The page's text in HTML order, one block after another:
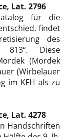
Lat. 2796
für die
findet
des
813“. Diese
(Mordek
(Wirbelauer
im KFH als zu
Lat. 4278
Handschriften